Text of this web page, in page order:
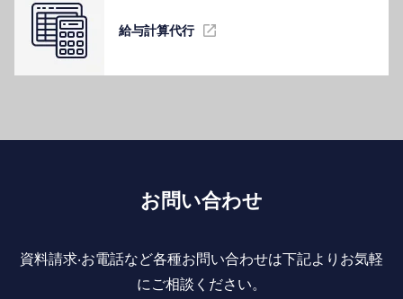
給与計算代⾏
お問い合わせ
資料請求‧お電話など各種お問い合わせは下記よりお気軽
にご相談ください。